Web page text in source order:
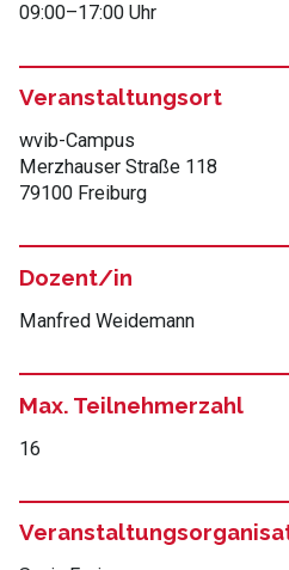
09:00–17:00 Uhr
Veranstaltungsort
wvib-Campus
Merzhauser Straße 118
79100 Freiburg
Dozent/in
Manfred Weidemann
Max. Teilnehmerzahl
16